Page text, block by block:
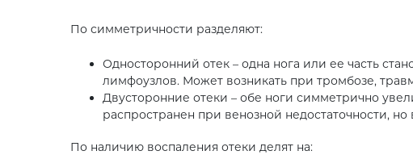
По симметричности разделяют:
Односторонний отек – одна нога или ее часть
лимфоузлов. Может возникать при тромбозе,
Двусторонние отеки – обе ноги симметрично
распространен при венозной недостаточности,
По наличию воспаления отеки делят на: